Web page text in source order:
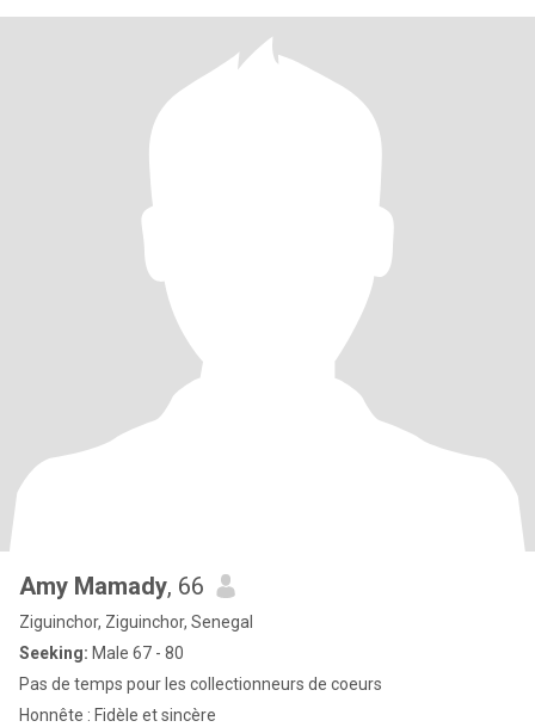
Amy Mamady, 66
Ziguinchor, Ziguinchor, Senegal
Seeking: Male 67 - 80
Pas de temps pour les collectionneurs de coeurs
Honnête : Fidèle et sincère